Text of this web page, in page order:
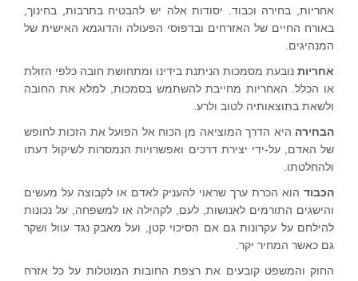
אחריות, בחירה וכבוד. יסודות אלה יש להבטיח בתרבות, בחינוך,
באורח החיים של האזרחים ובדפוסי הפעולה והדוגמא האישית של
המנהיגים.
אחריות נובעת מסמכות הניתנת בידינו ומתחושת חובה כלפי הזולת
או הכלל. האחריות מחייבת להשתמש בסמכות, למלא את החובה
ולשאת בתוצאותיה לטוב ולרע.
הבחירה היא הדרך המוציאה מן הכוח אל הפועל את הזכות לחופש
של האדם, על-ידי יצירת דרכים ואפשרויות הנמסרות לשיקול דעתו
ולהחלטתו.
הכבוד הוא הכרת ערך שראוי להעניק לאדם או לקבוצה על מעשים
והישגים התורמים לאנושות, לעם, לקהילה או למשפחה, על נכונות
להילחם על עקרונות גם אם הסיכוי קטן, ועל מאבק נגד עוול ושקר
גם כאשר המחיר יקר.
החוק והמשפט קובעים את רצפת החובות המוטלות על כל אזרח